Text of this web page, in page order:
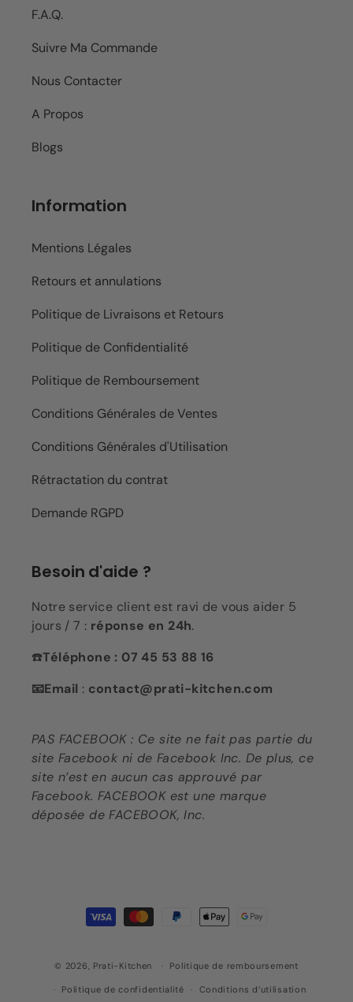
F.A.Q.
Suivre Ma Commande
Nous Contacter
A Propos
Blogs
Information
Mentions Légales
Retours et annulations
Politique de Livraisons et Retours
Politique de Confidentialité
Politique de Remboursement
Conditions Générales de Ventes
Conditions Générales d'Utilisation
Rétractation du contrat
Demande RGPD
Besoin d'aide ?
Notre service client est ravi de vous aider 5
jours / 7 : réponse en 24h.
☎️Téléphone : 07 45 53 88 16
📧Email : contact@prati-kitchen.com
PAS FACEBOOK : Ce site ne fait pas partie du
site Facebook ni de Facebook Inc. De plus, ce
site n’est en aucun cas approuvé par
Facebook. FACEBOOK est une marque
déposée de FACEBOOK, Inc.
de
© 2026, Prati-Kitchen Politique de remboursement
Politique de confidentialité Conditions d’utilisation